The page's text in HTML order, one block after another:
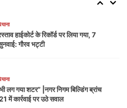
हाईकोर्ट के रिकॉर्ड पर लिया गया, 7
गौरव भट्टी
लग गया शटर” |नगर निगम बिल्डिंग ब्रांच
में कार्रवाई पर उठे सवाल